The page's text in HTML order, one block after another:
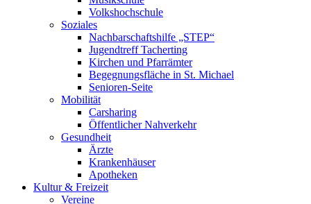
Volkshochschule
Soziales
Nachbarschaftshilfe „STEP“
Jugendtreff Tacherting
Kirchen und Pfarrämter
Begegnungsfläche in St. Michael
Senioren-Seite
Mobilität
Carsharing
Öffentlicher Nahverkehr
Gesundheit
Ärzte
Krankenhäuser
Apotheken
Kultur & Freizeit
Vereine